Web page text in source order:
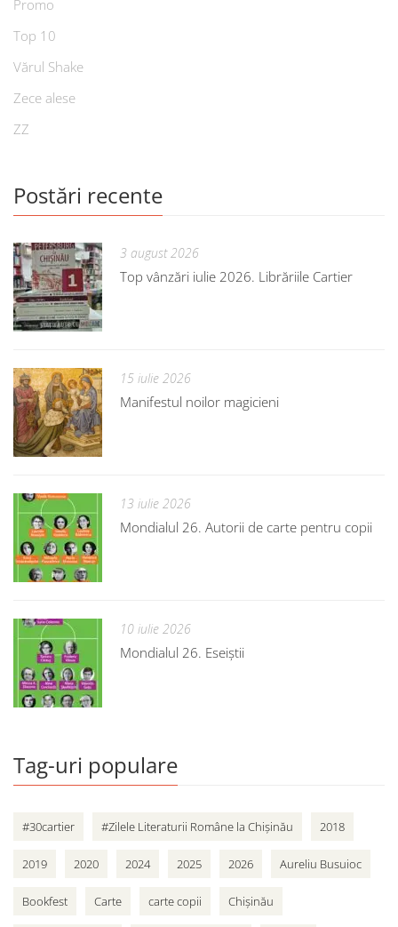
Promo
Top 10
Vărul Shake
Zece alese
ZZ
Postări recente
3 august 2026
Top vânzări iulie 2026. Librăriile Cartier
15 iulie 2026
Manifestul noilor magicieni
13 iulie 2026
Mondialul 26. Autorii de carte pentru copii
10 iulie 2026
Mondialul 26. Eseiștii
Tag-uri populare
#30cartier #Zilele Literaturii Române la Chișinău 2018
2019 2020 2024 2025 2026 Aureliu Busuioc
Bookfest Carte carte copii Chișinău